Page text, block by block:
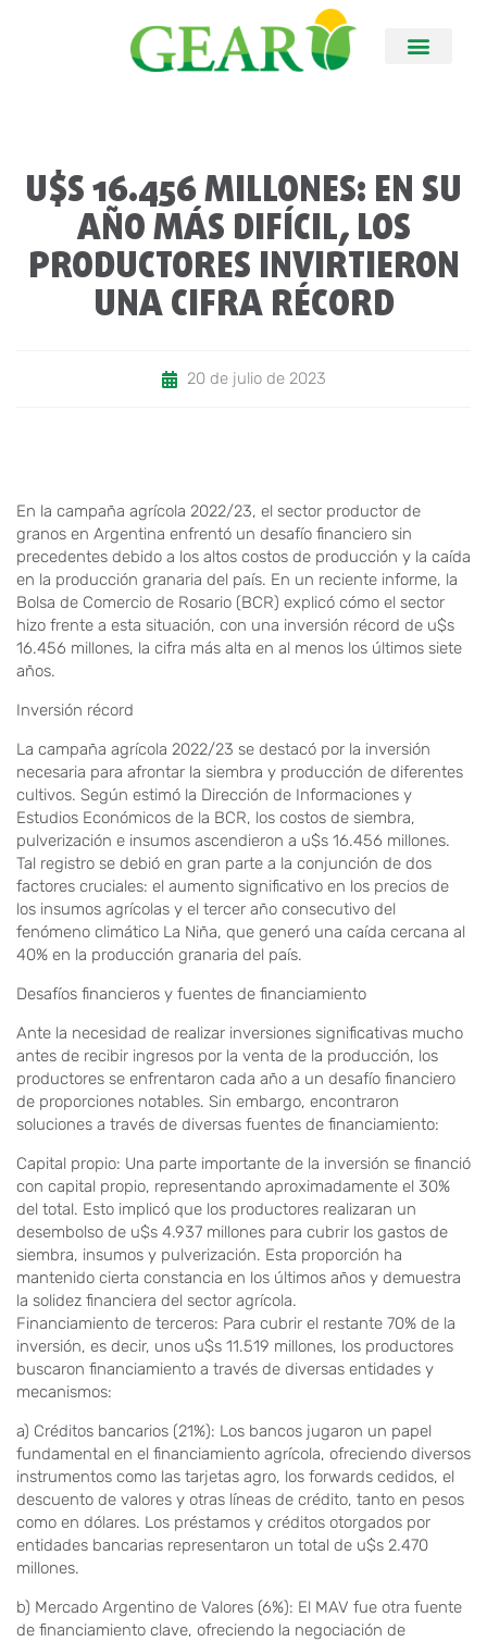
U$S 16.456 MILLONES: EN SU
AÑO MÁS DIFÍCIL, LOS
PRODUCTORES INVIRTIERON
UNA CIFRA RÉCORD
20 de julio de 2023
En la campaña agrícola 2022/23, el sector productor de
granos en Argentina enfrentó un desafío financiero sin
precedentes debido a los altos costos de producción y la caída
en la producción granaria del país. En un reciente informe, la
Bolsa de Comercio de Rosario (BCR) explicó cómo el sector
hizo frente a esta situación, con una inversión récord de u$s
16.456 millones, la cifra más alta en al menos los últimos siete
años.
Inversión récord
La campaña agrícola 2022/23 se destacó por la inversión
necesaria para afrontar la siembra y producción de diferentes
cultivos. Según estimó la Dirección de Informaciones y
Estudios Económicos de la BCR, los costos de siembra,
pulverización e insumos ascendieron a u$s 16.456 millones.
Tal registro se debió en gran parte a la conjunción de dos
factores cruciales: el aumento significativo en los precios de
los insumos agrícolas y el tercer año consecutivo del
fenómeno climático La Niña, que generó una caída cercana al
40% en la producción granaria del país.
Desafíos financieros y fuentes de financiamiento
Ante la necesidad de realizar inversiones significativas mucho
antes de recibir ingresos por la venta de la producción, los
productores se enfrentaron cada año a un desafío financiero
de proporciones notables. Sin embargo, encontraron
soluciones a través de diversas fuentes de financiamiento:
Capital propio: Una parte importante de la inversión se financió
con capital propio, representando aproximadamente el 30%
del total. Esto implicó que los productores realizaran un
desembolso de u$s 4.937 millones para cubrir los gastos de
siembra, insumos y pulverización. Esta proporción ha
mantenido cierta constancia en los últimos años y demuestra
la solidez financiera del sector agrícola.
Financiamiento de terceros: Para cubrir el restante 70% de la
inversión, es decir, unos u$s 11.519 millones, los productores
buscaron financiamiento a través de diversas entidades y
mecanismos:
a) Créditos bancarios (21%): Los bancos jugaron un papel
fundamental en el financiamiento agrícola, ofreciendo diversos
instrumentos como las tarjetas agro, los forwards cedidos, el
descuento de valores y otras líneas de crédito, tanto en pesos
como en dólares. Los préstamos y créditos otorgados por
entidades bancarias representaron un total de u$s 2.470
millones.
b) Mercado Argentino de Valores (6%): El MAV fue otra fuente
de financiamiento clave, ofreciendo la negociación de